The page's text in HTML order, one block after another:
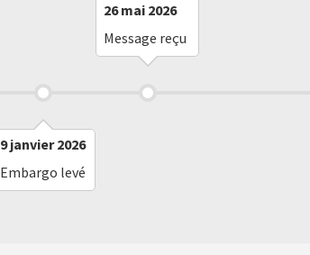
9 janvier 2026
Embargo levé
26 mai 2026
Message reçu